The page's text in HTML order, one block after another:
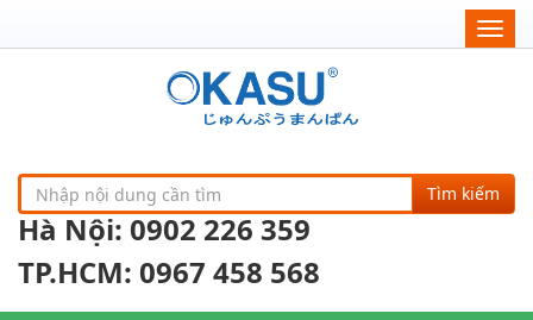
Tìm kiếm
Hà Nội: 0902 226 359
TP.HCM: 0967 458 568